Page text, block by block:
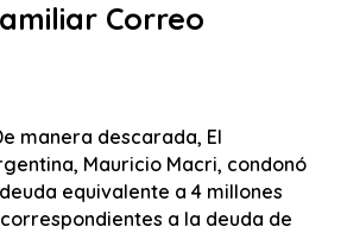
Correo
manera descarada, El
Mauricio Macri, condonó
equivalente a 4 millones
a la deuda de